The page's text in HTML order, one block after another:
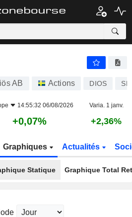
AB Actions DIOS
14:55:32 06/08/2026 Varia. 1 janv.
+0,07% +2,36%
Graphiques Actualités
Statique Graphique Total